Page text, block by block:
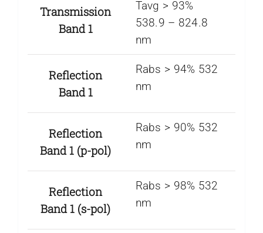
Transmission
Band 1
Tavg > 93%
538.9 – 824.8
nm
Reflection
Band 1
Rabs > 94% 532
nm
Reflection
Band 1 (p-pol)
Rabs > 90% 532
nm
Reflection
Band 1 (s-pol)
Rabs > 98% 532
nm